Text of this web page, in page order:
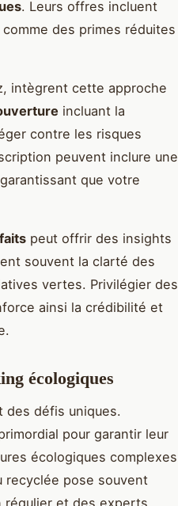
. Leurs offres incluent
des primes réduites
intègrent cette approche
incluant la
contre les risques
peuvent inclure une
que votre
peut offrir des insights
souvent la clarté des
vertes. Privilégier des
ainsi la crédibilité et
écologiques
des défis uniques.
pour garantir leur
écologiques complexes
recyclée pose souvent